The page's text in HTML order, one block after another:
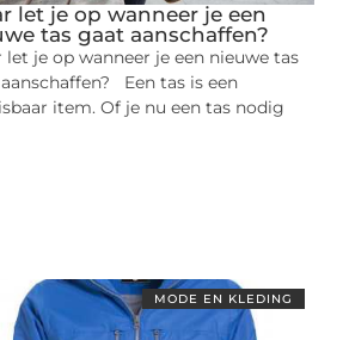
let je op wanneer je een
tas gaat aanschaffen?
let je op wanneer je een nieuwe tas
Een tas is een
item. Of je nu een tas nodig
MODE EN KLEDING